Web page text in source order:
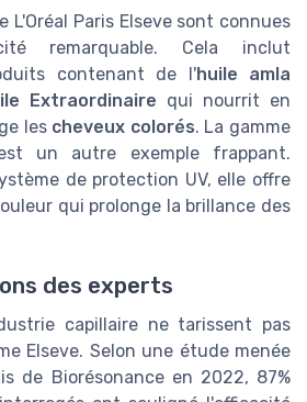
L'Oréal Paris Elseve sont connues
remarquable. Cela inclut
contenant de l'huile amla
Extraordinaire qui nourrit en
les cheveux colorés. La gamme
un autre exemple frappant.
de protection UV, elle offre
qui prolonge la brillance des
des experts
capillaire ne tarissent pas
Elseve. Selon une étude menée
de Biorésonance en 2022, 87%